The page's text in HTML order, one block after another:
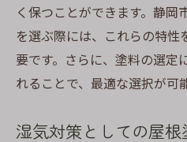
屋根材に応じたカ
定期的なメンテナ
経年劣化を防ぐた
施工前に知っておく
く保つことができます。静岡
を選ぶ際には、これらの特
要です。さらに、塗料の選定
れることで、最適な選択が可
湿気対策としての屋根